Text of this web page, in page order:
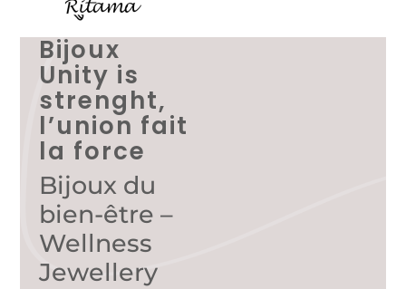
Bijoux
Unity is
strenght,
l’union fait
la force
Bijoux du
bien-être –
Wellness
Jewellery